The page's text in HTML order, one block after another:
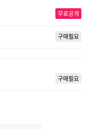
무료공개
구매필요
구매필요